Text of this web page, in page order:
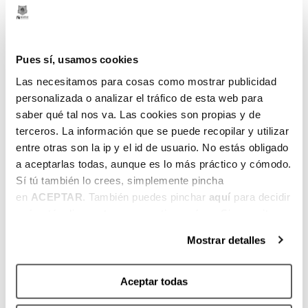
Pues sí, usamos cookies
Las necesitamos para cosas como mostrar publicidad
personalizada o analizar el tráfico de esta web para
saber qué tal nos va. Las cookies son propias y de
terceros. La información que se puede recopilar y utilizar
entre otras son la ip y el id de usuario. No estás obligado
a aceptarlas todas, aunque es lo más práctico y cómodo.
Sí tú también lo crees, simplemente pincha
en ACEPTAR . También puedes pinchar aquí para decidir
Mostrar detalles
Aceptar todas
d
a
L
ar
— — — —
2
0
J
L
7
31
U
5
I
rí
e